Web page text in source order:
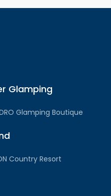
Glamping
Glamping Boutique
Country Resort